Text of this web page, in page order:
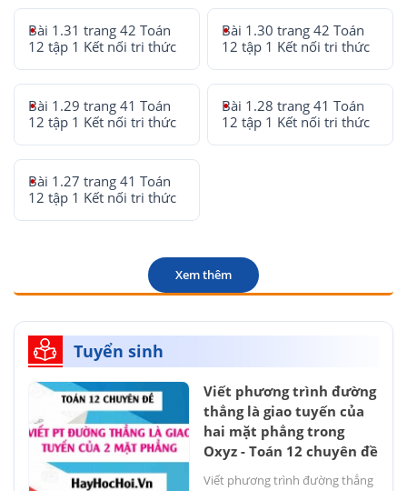
Bài 1.31 trang 42 Toán
12 tập 1 Kết nối tri thức
Bài 1.30 trang 42 Toán
12 tập 1 Kết nối tri thức
Bài 1.29 trang 41 Toán
12 tập 1 Kết nối tri thức
Bài 1.28 trang 41 Toán
12 tập 1 Kết nối tri thức
Bài 1.27 trang 41 Toán
12 tập 1 Kết nối tri thức
Xem thêm
Tuyển sinh
Viết phương trình đường
thẳng là giao tuyến của
hai mặt phẳng trong
Oxyz - Toán 12 chuyên đề
Viết phương trình đường thẳng